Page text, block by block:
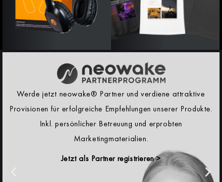
Werde jetzt neowake® Partner und verdiene attraktive
Provisionen für erfolgreiche Empfehlungen unserer Produkte.
Inkl. persönlicher Betreuung und erprobten
Marketingmaterialien.
Jetzt als Partner registrieren >